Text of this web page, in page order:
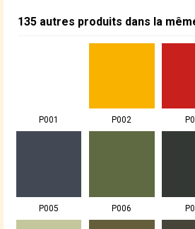
135 autres produits dans la
P001 P002
P005 P006